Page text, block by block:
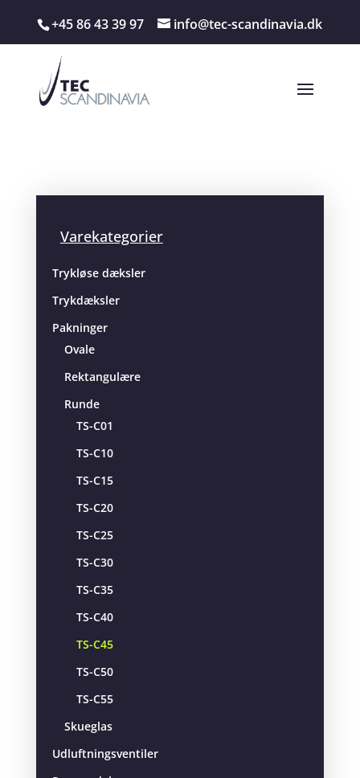
+45 86 43 39 97 info@tec-scandinavia.dk
Varekategorier
Trykløse dæksler
Trykdæksler
Pakninger
Ovale
Rektangulære
Runde
TS-C01
TS-C10
TS-C15
TS-C20
TS-C25
TS-C30
TS-C35
TS-C40
TS-C45
TS-C50
TS-C55
Skueglas
Udluftningsventiler